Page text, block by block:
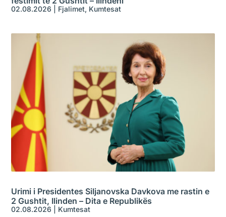
02.08.2026 Fjalimet, Kumtesat
Urimi i Presidentes Siljanovska Davkova me rastin e
2 Gushtit, Ilinden – Dita e Republikës
02.08.2026 Kumtesat